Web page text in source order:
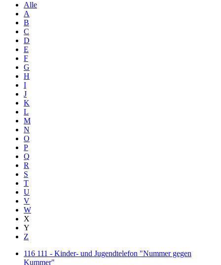
Alle
A
B
C
D
E
F
G
H
I
J
K
L
M
N
O
P
Q
R
S
T
U
V
W
X
Y
Z
116 111 - Kinder- und Jugendtelefon "Nummer gegen
Kummer"